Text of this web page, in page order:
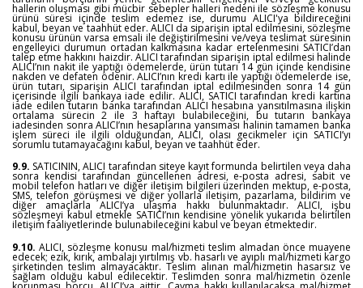
hallerin oluşması gibi mücbir sebepler halleri nedeni ile sözleşme konusu
ürünü süresi içinde teslim edemez ise, durumu ALICI'ya bildireceğini
kabul, beyan ve taahhüt eder. ALICI da siparişin iptal edilmesini, sözleşme
konusu ürünün varsa emsali ile değiştirilmesini ve/veya teslimat süresinin
engelleyici durumun ortadan kalkmasına kadar ertelenmesini SATICI’dan
talep etme hakkını haizdir. ALICI tarafından siparişin iptal edilmesi halinde
ALICI’nın nakit ile yaptığı ödemelerde, ürün tutarı 14 gün içinde kendisine
nakden ve defaten ödenir. ALICI’nın kredi kartı ile yaptığı ödemelerde ise,
ürün tutarı, siparişin ALICI tarafından iptal edilmesinden sonra 14 gün
içerisinde ilgili bankaya iade edilir. ALICI, SATICI tarafından kredi kartına
iade edilen tutarın banka tarafından ALICI hesabına yansıtılmasına ilişkin
ortalama sürecin 2 ile 3 haftayı bulabileceğini, bu tutarın bankaya
iadesinden sonra ALICI’nın hesaplarına yansıması halinin tamamen banka
işlem süreci ile ilgili olduğundan, ALICI, olası gecikmeler için SATICI’yı
sorumlu tutamayacağını kabul, beyan ve taahhüt eder.
9.9. SATICININ, ALICI tarafından siteye kayıt formunda belirtilen veya daha
sonra kendisi tarafından güncellenen adresi, e-posta adresi, sabit ve
mobil telefon hatları ve diğer iletişim bilgileri üzerinden mektup, e-posta,
SMS, telefon görüşmesi ve diğer yollarla iletişim, pazarlama, bildirim ve
diğer amaçlarla ALICI’ya ulaşma hakkı bulunmaktadır. ALICI, işbu
sözleşmeyi kabul etmekle SATICI’nın kendisine yönelik yukarıda belirtilen
iletişim faaliyetlerinde bulunabileceğini kabul ve beyan etmektedir.
9.10. ALICI, sözleşme konusu mal/hizmeti teslim almadan önce muayene
edecek; ezik, kırık, ambalajı yırtılmış vb. hasarlı ve ayıplı mal/hizmeti kargo
şirketinden teslim almayacaktır. Teslim alınan mal/hizmetin hasarsız ve
sağlam olduğu kabul edilecektir. Teslimden sonra mal/hizmetin özenle